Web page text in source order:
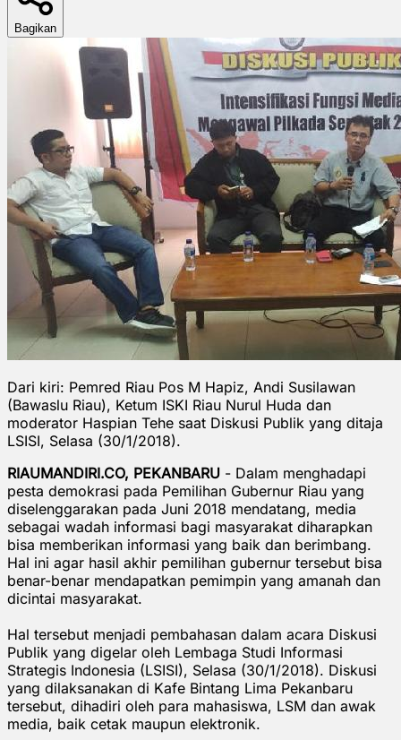
Bagikan
Dari kiri: Pemred Riau Pos M Hapiz, Andi Susilawan
(Bawaslu Riau), Ketum ISKI Riau Nurul Huda dan
moderator Haspian Tehe saat Diskusi Publik yang ditaja
LSISI, Selasa (30/1/2018).
RIAUMANDIRI.CO, PEKANBARU - Dalam menghadapi
pesta demokrasi pada Pemilihan Gubernur Riau yang
diselenggarakan pada Juni 2018 mendatang, media
sebagai wadah informasi bagi masyarakat diharapkan
bisa memberikan informasi yang baik dan berimbang.
Hal ini agar hasil akhir pemilihan gubernur tersebut bisa
benar-benar mendapatkan pemimpin yang amanah dan
dicintai masyarakat.
Hal tersebut menjadi pembahasan dalam acara Diskusi
Publik yang digelar oleh Lembaga Studi Informasi
Strategis Indonesia (LSISI), Selasa (30/1/2018). Diskusi
yang dilaksanakan di Kafe Bintang Lima Pekanbaru
tersebut, dihadiri oleh para mahasiswa, LSM dan awak
media, baik cetak maupun elektronik.